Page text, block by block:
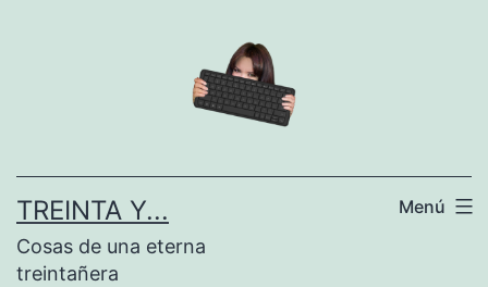
TREINTA Y...
Cosas de una eterna
treintañera
Menú